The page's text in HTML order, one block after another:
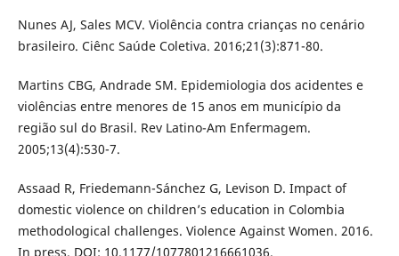
Nunes AJ, Sales MCV. Violência contra crianças no cenário
brasileiro. Ciênc Saúde Coletiva. 2016;21(3):871-80.
Martins CBG, Andrade SM. Epidemiologia dos acidentes e
violências entre menores de 15 anos em município da
região sul do Brasil. Rev Latino-Am Enfermagem.
2005;13(4):530-7.
Assaad R, Friedemann-Sánchez G, Levison D. Impact of
domestic violence on children’s education in Colombia
methodological challenges. Violence Against Women. 2016.
In press. DOI: 10.1177/1077801216661036.